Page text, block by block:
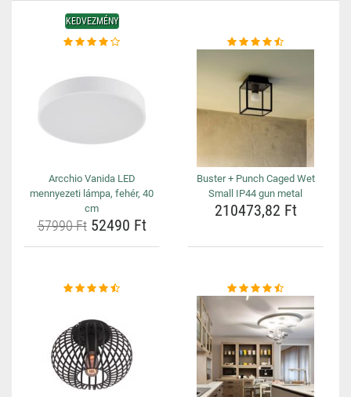
KEDVEZMÉNY
Arcchio Vanida LED
mennyezeti lámpa, fehér, 40
cm
57990 Ft52490 Ft
Buster + Punch Caged Wet
Small IP44 gun metal
210473,82 Ft